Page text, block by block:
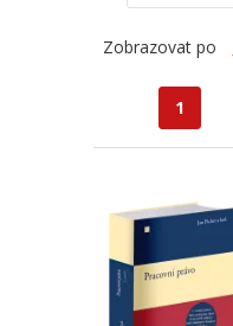
Zobrazovat po
1